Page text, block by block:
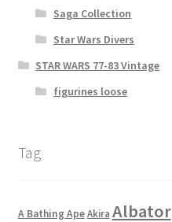
Saga Collection
Star Wars Divers
STAR WARS 77-83 Vintage
figurines loose
Tag
A Bathing Ape Akira Albator